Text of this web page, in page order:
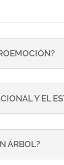
Y EL
ÁRBOL?